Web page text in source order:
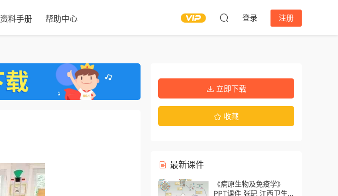
资料手册 帮助中心 登录 注册
立即下载
收藏
最新课件
《病原生物及免疫学》
PPT课件 张玘 江西卫生